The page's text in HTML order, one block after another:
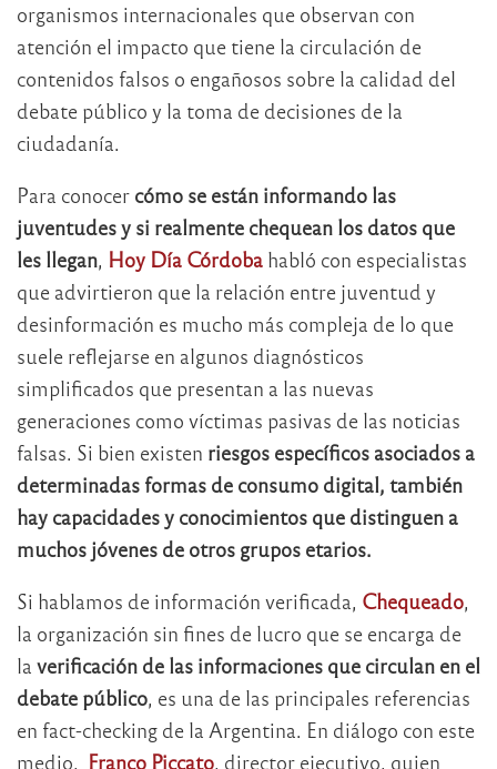
organismos internacionales que observan con
atención el impacto que tiene la circulación de
contenidos falsos o engañosos sobre la calidad del
debate público y la toma de decisiones de la
ciudadanía.
Para conocer cómo se están informando las
juventudes y si realmente chequean los datos que
les llegan, Hoy Día Córdoba habló con especialistas
que advirtieron que la relación entre juventud y
desinformación es mucho más compleja de lo que
suele reflejarse en algunos diagnósticos
simplificados que presentan a las nuevas
generaciones como víctimas pasivas de las noticias
falsas. Si bien existen riesgos específicos asociados a
determinadas formas de consumo digital, también
hay capacidades y conocimientos que distinguen a
muchos jóvenes de otros grupos etarios.
Si hablamos de información verificada, Chequeado,
la organización sin fines de lucro que se encarga de
la verificación de las informaciones que circulan en el
debate público, es una de las principales referencias
en fact-checking de la Argentina. En diálogo con este
medio, Franco Piccato, director ejecutivo, quien